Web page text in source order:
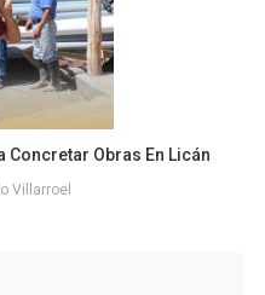
Concretar Obras En Licán
Villarroel